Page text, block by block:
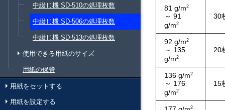
中綴じ機 SD-510の処理枚数
中綴じ機 SD-506の処理枚数
中綴じ機 SD-513の処理枚数
使用できる用紙のサイズ
用紙の保管
用紙をセットする
用紙を設定する
81 g/m2
～ 91
g/m2
30
92 g/m2
～ 135
g/m2
20
136 g/m2
～ 176
g/m2
15
2